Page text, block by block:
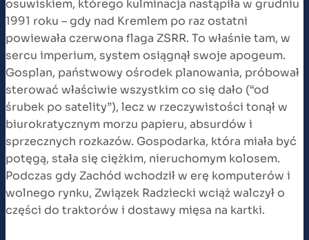
osuwiskiem, którego kulminacja nastąpiła w grudniu
1991 roku – gdy nad Kremlem po raz ostatni
powiewała czerwona flaga ZSRR. To właśnie tam, w
sercu imperium, system osiągnął swoje apogeum.
Gosplan, państwowy ośrodek planowania, próbował
sterować właściwie wszystkim co się dało (“od
śrubek po satelity”), lecz w rzeczywistości tonął w
biurokratycznym morzu papieru, absurdów i
sprzecznych rozkazów. Gospodarka, która miała być
potęgą, stała się ciężkim, nieruchomym kolosem.
Podczas gdy Zachód wchodził w erę komputerów i
wolnego rynku, Związek Radziecki wciąż walczył o
części do traktorów i dostawy mięsa na kartki.